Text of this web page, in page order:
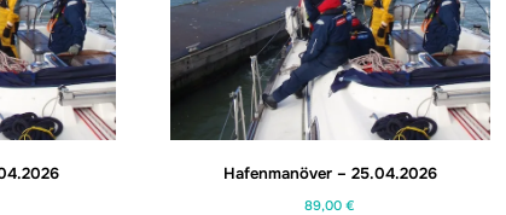
Hafenmanöver – 25.04.2026
89,00€